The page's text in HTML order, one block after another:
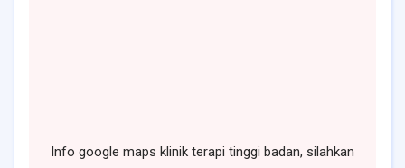
Info google maps klinik terapi tinggi badan, silahkan